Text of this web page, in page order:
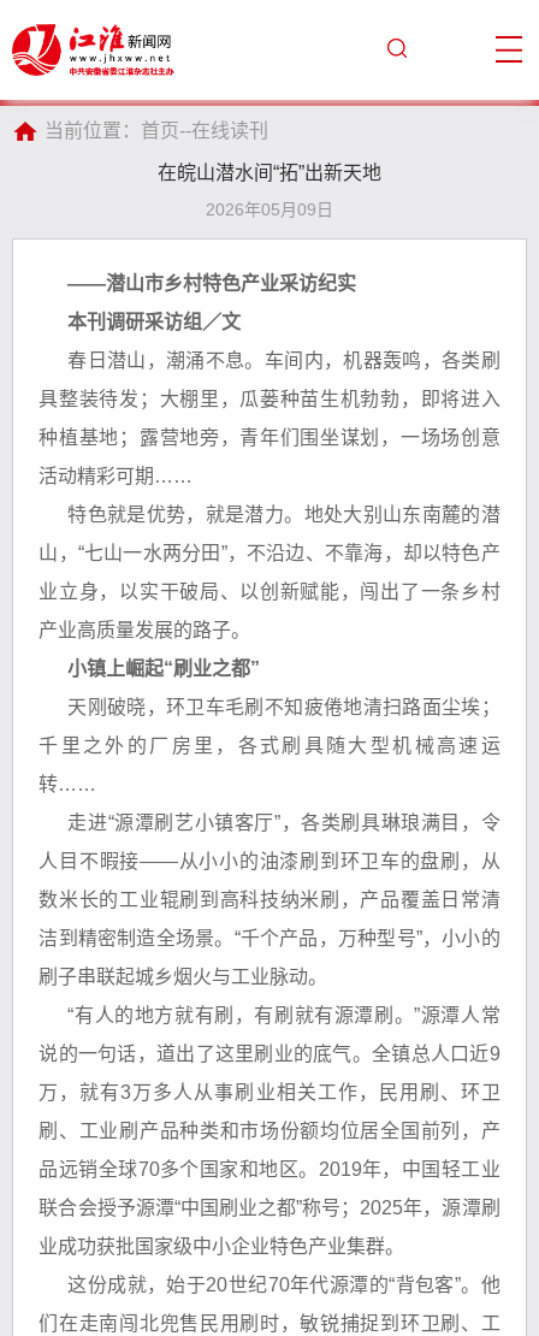
当前位置： 首页--在线读刊
在皖山潜水间“拓”出新天地
2026年05月09日
——潜山市乡村特色产业采访纪实
本刊调研采访组／文
春日潜山，潮涌不息。车间内，机器轰鸣，各类刷
具整装待发；大棚里，瓜蒌种苗生机勃勃，即将进入
种植基地；露营地旁，青年们围坐谋划，一场场创意
活动精彩可期……
特色就是优势，就是潜力。地处大别山东南麓的潜
山，“七山一水两分田”，不沿边、不靠海，却以特色产
业立身，以实干破局、以创新赋能，闯出了一条乡村
产业高质量发展的路子。
小镇上崛起“刷业之都”
天刚破晓，环卫车毛刷不知疲倦地清扫路面尘埃；
千里之外的厂房里，各式刷具随大型机械高速运
转……
走进“源潭刷艺小镇客厅”，各类刷具琳琅满目，令
人目不暇接——从小小的油漆刷到环卫车的盘刷，从
数米长的工业辊刷到高科技纳米刷，产品覆盖日常清
洁到精密制造全场景。“千个产品，万种型号”，小小的
刷子串联起城乡烟火与工业脉动。
“有人的地方就有刷，有刷就有源潭刷。”源潭人常
说的一句话，道出了这里刷业的底气。全镇总人口近9
万，就有3万多人从事刷业相关工作，民用刷、环卫
刷、工业刷产品种类和市场份额均位居全国前列，产
品远销全球70多个国家和地区。2019年，中国轻工业
联合会授予源潭“中国刷业之都”称号；2025年，源潭刷
业成功获批国家级中小企业特色产业集群。
这份成就，始于20世纪70年代源潭的“背包客”。他
们在走南闯北兜售民用刷时，敏锐捕捉到环卫刷、工